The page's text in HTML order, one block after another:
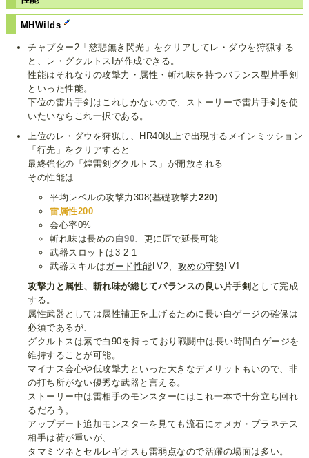
MHWilds
チャプター2「慈悲無き閃光」をクリアしてレ・ダウを狩猟する
と、レ・グクルトスIが作成できる。
性能はそれなりの攻撃力・属性・斬れ味を持つバランス型片手剣
といった性能。
下位の雷片手剣はこれしかないので、ストーリーで雷片手剣を使
いたいならこれ一択である。
上位のレ・ダウを狩猟し、HR40以上で出現するメインミッション
「行先」をクリアすると
最終強化の「煌雷剣グクルトス」が開放される
その性能は
平均レベルの攻撃力308(基礎攻撃力220)
雷属性200
会心率0%
斬れ味は長めの白90、更に匠で延長可能
武器スロットは3-2-1
武器スキルはガード性能 LV2、 攻めの守勢LV1
攻撃力と属性、斬れ味が総じてバランスの良い片手剣 として完成
する。
属性武器としては属性補正を上げるために長い白ゲージの確保は
必須であるが、
グクルトスは素で白90を持っており戦闘中は長い時間白ゲージを
維持することが可能。
マイナス会心や低攻撃力といった大きなデメリットもいので、非
の打ち所がない優秀な武器と言える。
ストーリー中は雷相手のモンスターにはこれ一本で十分立ち回れ
るだろう。
アップデート追加モンスターを見ても流石にオメガ・プラネテス
相手は荷が重いが、
タマミツネとセルレギオスも雷弱点なので活躍の場面は多い。